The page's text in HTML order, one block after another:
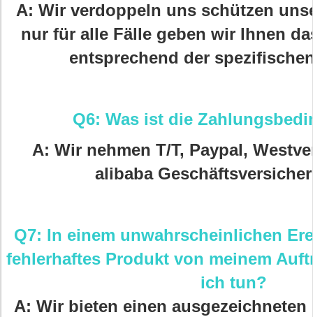
A: Wir verdoppeln uns schützen
nur für alle Fälle geben wir Ihnen
entsprechend der
Q6: Was ist die
A: Wir nehmen T/T, Paypal,
alibaba
Q7: In einem unwahrscheinlichen
fehlerhaftes Produkt von meinem
ich tun?
A: Wir bieten einen